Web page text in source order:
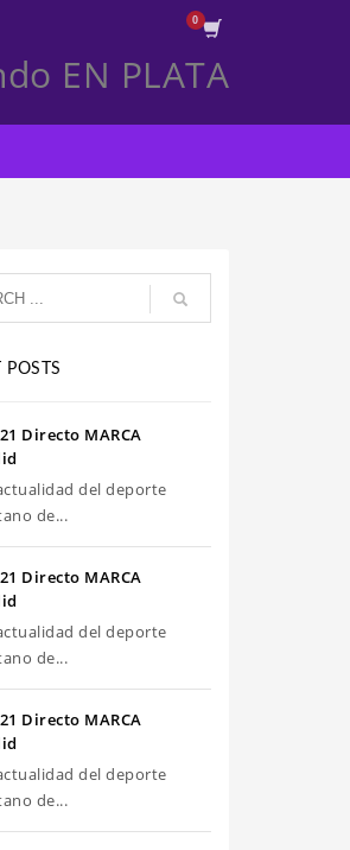
EN PLATA
POSTS
Directo MARCA
del deporte
de...
Directo MARCA
del deporte
de...
Directo MARCA
del deporte
de...